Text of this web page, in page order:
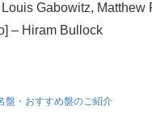
Louis Gabowitz,
– Hiram Bullock
盤・おすすめ盤のご紹介